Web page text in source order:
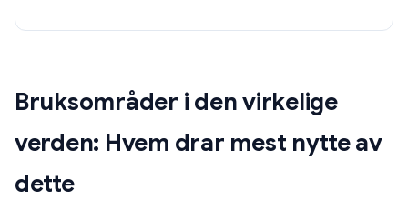
Bruksområder i den virkelige
verden: Hvem drar mest nytte av
dette